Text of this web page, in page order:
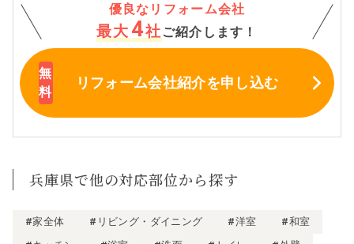
優良なリフォーム会社
最大 4社 ご紹介します！
リフォーム会社紹介を申し込む
兵庫県で他の対応部位から探す
#家全体 #リビング・ダイニング #洋室
#和室